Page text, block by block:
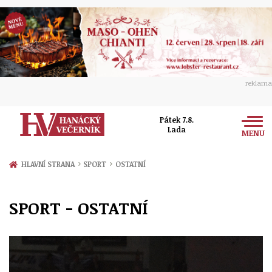
reklama
Pátek 7.8.
Lada
MENU
Zprávy
Přerov
Politika
Ekonomika
Kultura
Hudba
Společnost
HLAVNÍ STRANA › SPORT › OSTATNÍ
SPORT - OSTATNÍ